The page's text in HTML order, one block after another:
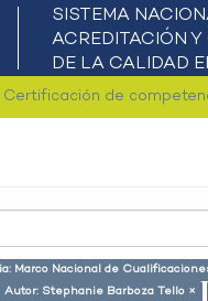
Certificación de
Marco Nacional de
Autor: Stephanie Barboza Tello ×